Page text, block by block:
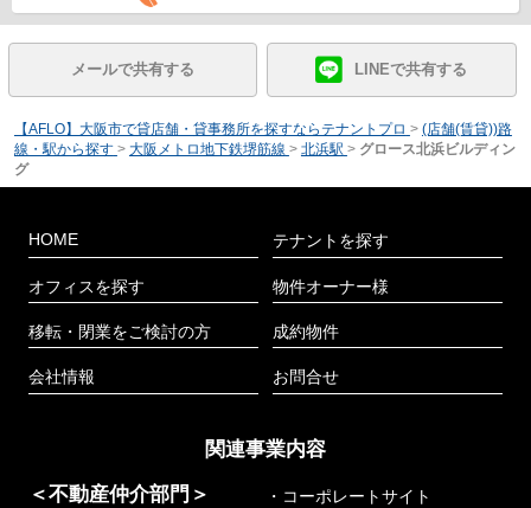
メールで共有する LINEで共有する
【AFLO】大阪市で貸店舗・貸事務所を探すならテナントプロ > (店舗(賃貸))路
線・駅から探す > 大阪メトロ地下鉄堺筋線 > 北浜駅 > グロース北浜ビルディン
グ
HOME
オフィスを探す
移転・閉業をご検討の方
会社情報
テナントを探す
物件オーナー様
成約物件
お問合せ
関連事業内容
＜不動産仲介部門＞
・コーポレートサイト